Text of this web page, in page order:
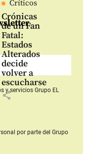
Críticos
Crónicas
de un Fan
Fatal:
Estados
Alterados
decide
volver a
escucharse
sharey serviciosGrupo EL
por parte del Grupo